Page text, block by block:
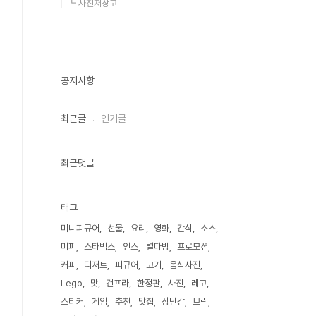
┗ 사진저장고
공지사항
최근글 인기글
최근댓글
태그
미니피규어 선물 요리 영화 간식
소스
미피
스타벅스 인스 별다방
프로모션
커피
디저트 피규어 고기
음식사진
Lego
맛 건프라 한정판 사진
레고
스티커
게임 추천 맛집 장난감
브릭